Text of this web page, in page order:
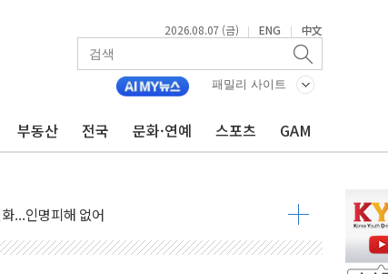
2026.08.07 (금) | ENG | 中文
패밀리 사이트
부동산 전국 문화·연예 스포츠 GAM
란 서범수·진종오 징계절차 개시
공매
올 터치'는 호불호